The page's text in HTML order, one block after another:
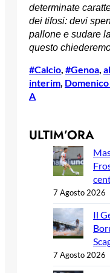
determinate
dei tifosi: devi
pallone e sudare
questo
#Calcio, #Genoa,
interim,
A
ULTIM’ORA
7 Agosto 2026
Il
7 Agosto 2026